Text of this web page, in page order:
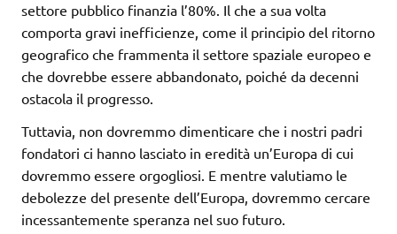
settore pubblico finanzia l’80%. Il che a sua volta
comporta gravi inefficienze, come il principio del ritorno
geografico che frammenta il settore spaziale europeo e
che dovrebbe essere abbandonato, poiché da decenni
ostacola il progresso.
Tuttavia, non dovremmo dimenticare che i nostri padri
fondatori ci hanno lasciato in eredità un’Europa di cui
dovremmo essere orgogliosi. E mentre valutiamo le
debolezze del presente dell’Europa, dovremmo cercare
incessantemente speranza nel suo futuro.